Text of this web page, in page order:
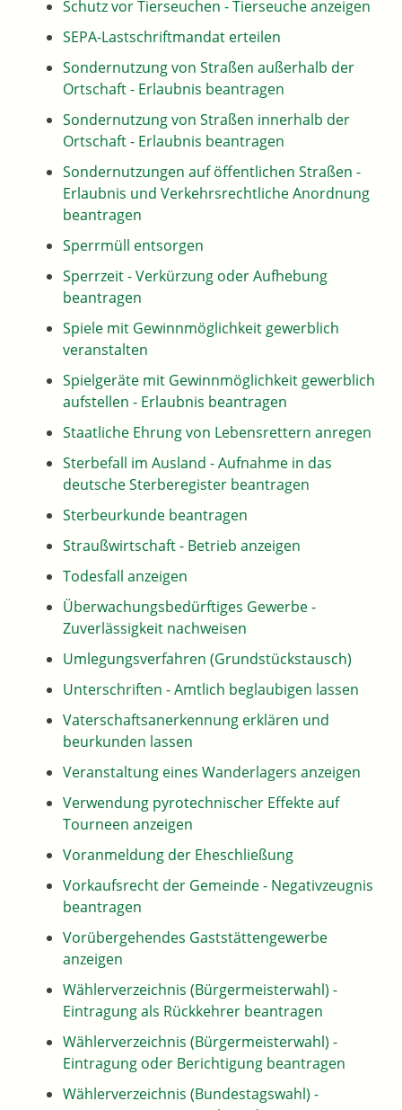
Schutz vor Tierseuchen - Tierseuche anzeigen
SEPA-Lastschriftmandat erteilen
Sondernutzung von Straßen außerhalb der
Ortschaft - Erlaubnis beantragen
Sondernutzung von Straßen innerhalb der
Ortschaft - Erlaubnis beantragen
Sondernutzungen auf öffentlichen Straßen -
Erlaubnis und Verkehrsrechtliche Anordnung
beantragen
Sperrmüll entsorgen
Sperrzeit - Verkürzung oder Aufhebung
beantragen
Spiele mit Gewinnmöglichkeit gewerblich
veranstalten
Spielgeräte mit Gewinnmöglichkeit gewerblich
aufstellen - Erlaubnis beantragen
Staatliche Ehrung von Lebensrettern anregen
Sterbefall im Ausland - Aufnahme in das
deutsche Sterberegister beantragen
Sterbeurkunde beantragen
Straußwirtschaft - Betrieb anzeigen
Todesfall anzeigen
Überwachungsbedürftiges Gewerbe -
Zuverlässigkeit nachweisen
Umlegungsverfahren (Grundstückstausch)
Unterschriften - Amtlich beglaubigen lassen
Vaterschaftsanerkennung erklären und
beurkunden lassen
Veranstaltung eines Wanderlagers anzeigen
Verwendung pyrotechnischer Effekte auf
Tourneen anzeigen
Voranmeldung der Eheschließung
Vorkaufsrecht der Gemeinde - Negativzeugnis
beantragen
Vorübergehendes Gaststättengewerbe
anzeigen
Wählerverzeichnis (Bürgermeisterwahl) -
Eintragung als Rückkehrer beantragen
Wählerverzeichnis (Bürgermeisterwahl) -
Eintragung oder Berichtigung beantragen
Wählerverzeichnis (Bundestagswahl) -